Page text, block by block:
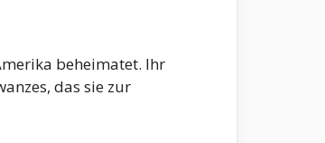
beheimatet. Ihr
das sie zur